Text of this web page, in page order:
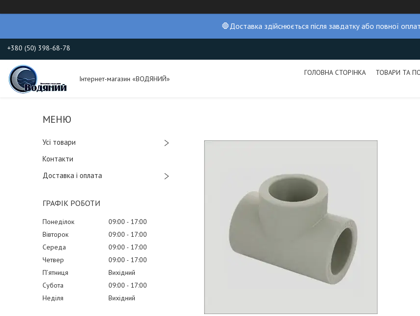
🛑Доставка здійснюється після завдатку або повної
+380 (50) 398-68-78
Інтернет-магазин «ВОДЯНИЙ»
ГОЛОВНА СТОРІНКА ТОВАРИ ТА
Усі товари
Контакти
Доставка і оплата
ГРАФІК РОБОТИ
Понеділок 09:00
17:00
Вівторок
09:00
17:00
Середа
09:00
17:00
Четвер
09:00
17:00
Пʼятниця
Вихідний
Субота
09:00
17:00
Неділя
Вихідний